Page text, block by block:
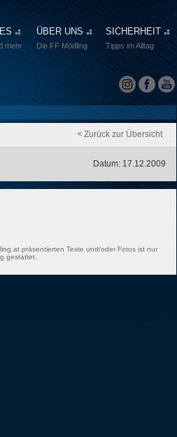
mehr
ÜBER UNS
Die FF Mödling
SICHERHEIT
Tipps im Alltag
< Zurück zur Übersicht
Datum: 17.12.2009
präsentierten Texte und/oder Fotos ist nur
gestattet.